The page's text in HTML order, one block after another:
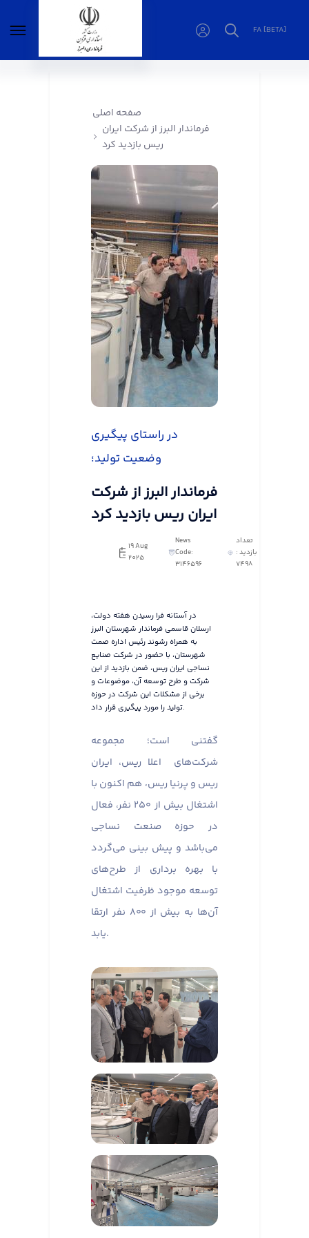
FA [BETA]
صفحه اصلی
فرماندار البرز از شرکت ایران
ریس بازدید کرد
در راستای پیگیری
وضعیت تولید؛
فرماندار البرز از شرکت
ایران ریس بازدید کرد
19 Aug
2025
News
Code:
3146596
تعداد
بازدید :
7498
در آستانه فرا رسیدن هفته دولت،
ارسلان قاسمی فرماندار شهرستان البرز
به همراه رشوند رئیس اداره صمت
شهرستان، با حضور در شرکت صنایع
نساجی ایران ریس، ضمن بازدید از این
شرکت و طرح توسعه آن، موضوعات و
برخی از مشکلات این شرکت در حوزه
تولید را مورد پیگیری قرار داد.
گفتنی است؛ مجموعه
شرکت‌های اعلا ریس، ایران
ریس و پرنیا ریس، هم اکنون با
اشتغال بیش از ۲۵۰ نفر، فعال
در حوزه صنعت نساجی
می‌باشد و پیش بینی می‌گردد
با بهره برداری از طرح‌های
توسعه موجود ظرفیت اشتغال
آن‌ها به بیش از ۸۰۰ نفر ارتقا
یابد.